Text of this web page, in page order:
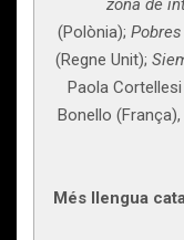
zona de
(Polònia);
(Regne Unit);
Paola
Bonello (França),
Més llengua